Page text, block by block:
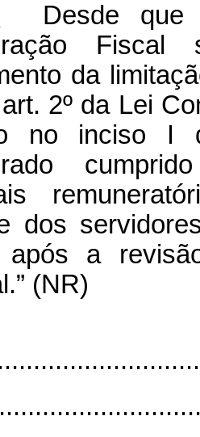
Desde que
da
2º da Lei
no inciso
dos
após a
(NR)